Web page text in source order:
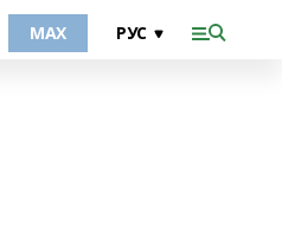
МАХ